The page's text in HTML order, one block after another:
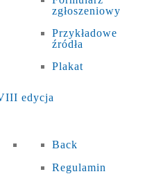
zgłoszeniowy
Przykładowe
źródła
Plakat
edycja
Back
Regulamin